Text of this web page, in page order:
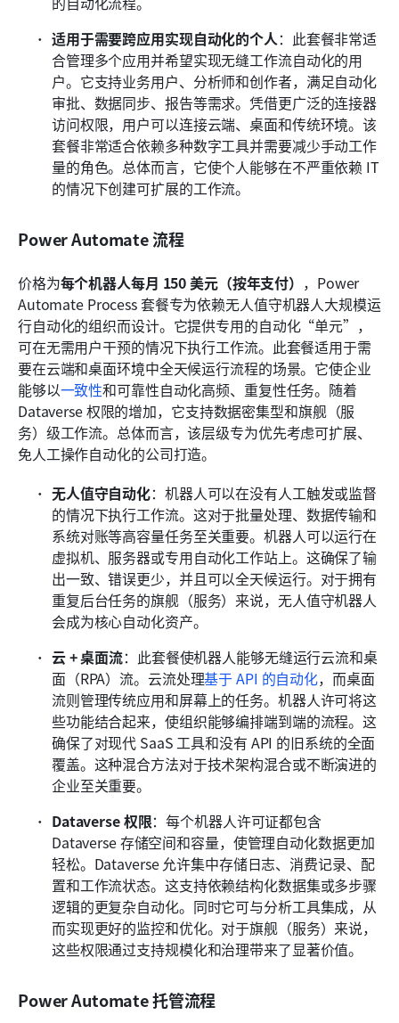
适用于需要跨应用实现自动化的个人：此套餐非常适
合管理多个应用并希望实现无缝工作流自动化的用
户。它支持业务用户、分析师和创作者，满足自动化
审批、数据同步、报告等需求。凭借更广泛的连接器
访问权限，用户可以连接云端、桌面和传统环境。该
套餐非常适合依赖多种数字工具并需要减少手动工作
量的角色。总体而言，它使个人能够在不严重依赖 IT
的情况下创建可扩展的工作流。
Power Automate 流程
价格为每个机器人每月 150 美元（按年支付） ，Power
Automate Process 套餐专为依赖无人值守机器人大规模运
行自动化的组织而设计。它提供专用的自动化“单元”，
可在无需用户干预的情况下执行工作流。此套餐适用于需
要在云端和桌面环境中全天候运行流程的场景。它使企业
能够以一致性和可靠性自动化高频、重复性任务。随着
Dataverse 权限的增加，它支持数据密集型和旗舰（服
务）级工作流。总体而言，该层级专为优先考虑可扩展、
免人工操作自动化的公司打造。
无人值守自动化：机器人可以在没有人工触发或监督
的情况下执行工作流。这对于批量处理、数据传输和
系统对账等高容量任务至关重要。机器人可以运行在
虚拟机、服务器或专用自动化工作站上。这确保了输
出一致、错误更少，并且可以全天候运行。对于拥有
重复后台任务的旗舰（服务）来说，无人值守机器人
会成为核心自动化资产。
云 + 桌面流：此套餐使机器人能够无缝运行云流和桌
面（RPA）流。云流处理基于 API 的自动化，而桌面
流则管理传统应用和屏幕上的任务。机器人许可将这
些功能结合起来，使组织能够编排端到端的流程。这
确保了对现代 SaaS 工具和没有 API 的旧系统的全面
覆盖。这种混合方法对于技术架构混合或不断演进的
企业至关重要。
Dataverse 权限：每个机器人许可证都包含
Dataverse 存储空间和容量，使管理自动化数据更加
轻松。Dataverse 允许集中存储日志、消费记录、配
置和工作流状态。这支持依赖结构化数据集或多步骤
逻辑的更复杂自动化。同时它可与分析工具集成，从
而实现更好的监控和优化。对于旗舰（服务）来说，
这些权限通过支持规模化和治理带来了显著价值。
Power Automate 托管流程